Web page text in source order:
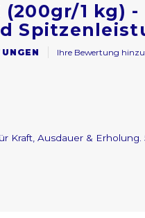
(200gr/1 kg)
Ihre Bewertung
Kraft, Ausdauer &